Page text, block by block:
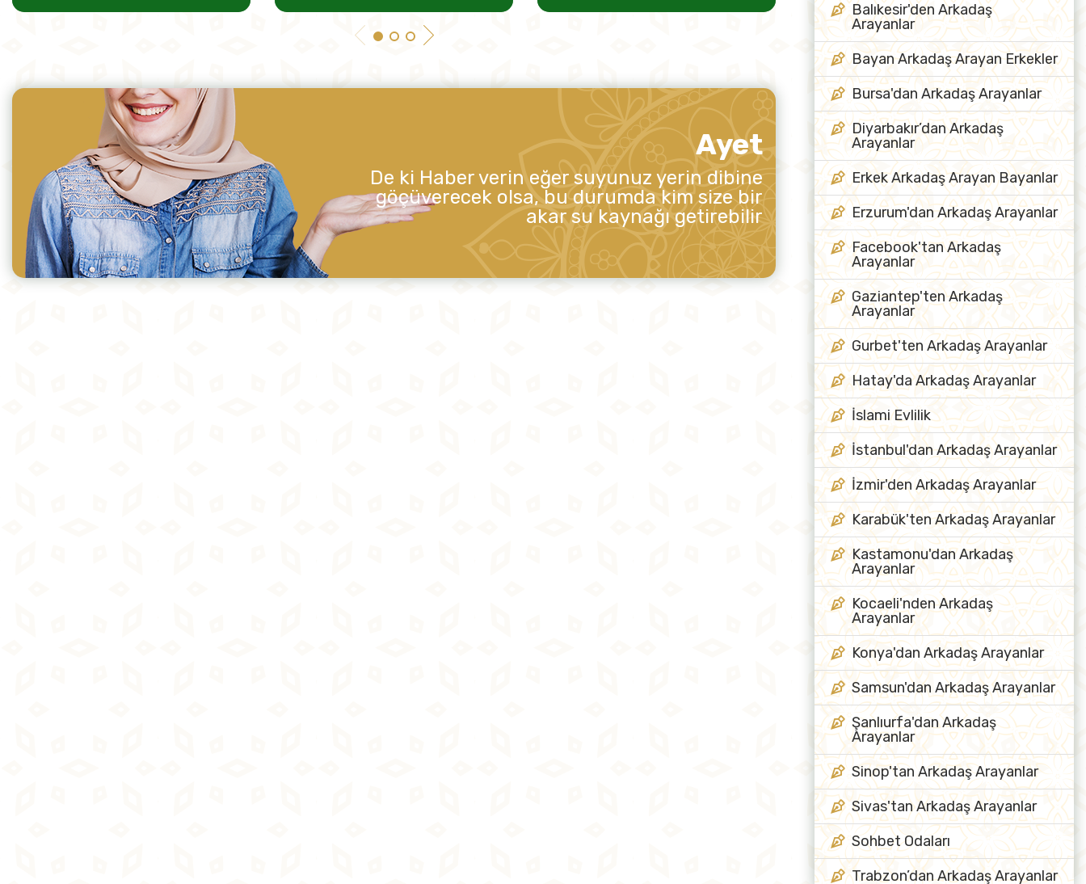
Ayet
De ki Haber verin eğer suyunuz yerin dibine
göçüverecek olsa, bu durumda kim size bir
akar su kaynağı getirebilir
Balıkesir'den Arkadaş
Arayanlar
Bayan Arkadaş Arayan Erkekler
Bursa'dan Arkadaş Arayanlar
Diyarbakır’dan Arkadaş
Arayanlar
Erkek Arkadaş Arayan Bayanlar
Erzurum'dan Arkadaş Arayanlar
Facebook'tan Arkadaş
Arayanlar
Gaziantep'ten Arkadaş
Arayanlar
Gurbet'ten Arkadaş Arayanlar
Hatay'da Arkadaş Arayanlar
İslami Evlilik
İstanbul'dan Arkadaş Arayanlar
İzmir'den Arkadaş Arayanlar
Karabük'ten Arkadaş Arayanlar
Kastamonu'dan Arkadaş
Arayanlar
Kocaeli'nden Arkadaş
Arayanlar
Konya'dan Arkadaş Arayanlar
Samsun'dan Arkadaş Arayanlar
Şanlıurfa'dan Arkadaş
Arayanlar
Sinop'tan Arkadaş Arayanlar
Sivas'tan Arkadaş Arayanlar
Sohbet Odaları
Trabzon’dan Arkadaş Arayanlar